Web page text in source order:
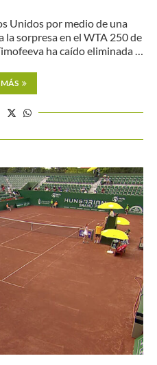
Unidos por medio de una
la sorpresa en el WTA 250 de
ha caído eliminada …
MÁS